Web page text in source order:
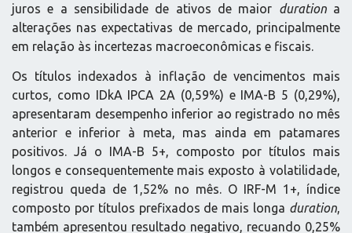
juros e a sensibilidade de ativos de maior durationa
alterações nas expectativas de mercado, principalmente
em relação às incertezas macroeconômicas e fiscais.
Os títulos indexados à inflação de vencimentos mais
curtos, como IDkA IPCA 2A (0,59%) e IMA-B 5 (0,29%),
apresentaram desempenho inferior ao registrado no mês
anterior e inferior à meta, mas ainda em patamares
positivos. Já o IMA-B 5+, composto por títulos mais
longos e consequentemente mais exposto à volatilidade,
registrou queda de 1,52% no mês. O IRF-M 1+, índice
composto por títulos prefixados de mais longa duration,
também apresentou resultado negativo, recuando 0,25%